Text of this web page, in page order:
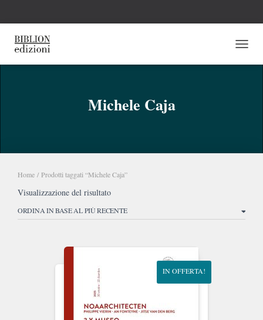
Michele Caja
Home / Prodotti taggati “Michele Caja”
Visualizzazione del risultato
IN OFFERTA!